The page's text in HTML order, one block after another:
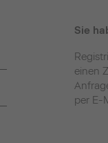
Sie
einen
per E-